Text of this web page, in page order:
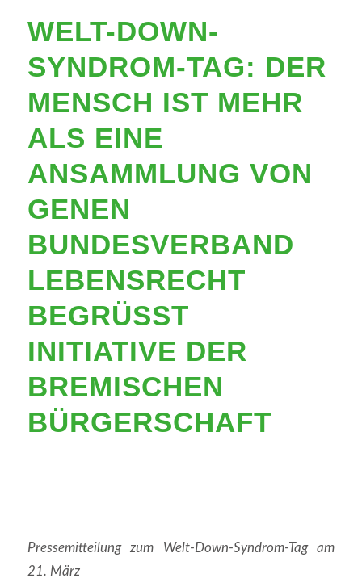
WELT-DOWN-
SYNDROM-TAG: DER
MENSCH IST MEHR
ALS EINE
ANSAMMLUNG VON
GENEN
BUNDESVERBAND
LEBENSRECHT
BEGRÜSST I
NITIATIVE DER B
REMISCHEN B
ÜRGERSCHAFT
Pressemitteilung zum Welt-Down-Syndrom-Tag am
21. März